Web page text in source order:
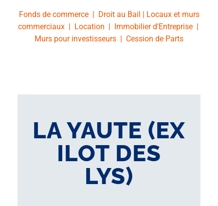
Fonds de commerce| Droit au Bail
Locaux et murs
commerciaux| Location Immobilier d’Entreprise|
Murs pour investisseurs
Cession de Parts
LA YAUTE (EX
ILOT DES
LYS)